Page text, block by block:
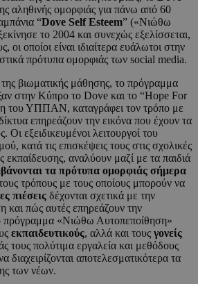
αληθινής ομορφιάς για πάνω από 60
“Dove Self Esteem” («Νιώθω
το 2004 και συνεχώς εξελίσσεται,
οι οποίοι είναι ιδιαίτερα ευάλωτοι στην
πρότυπα ομορφιάς των social media.
βιωματικής μάθησης, το πρόγραμμα
στην Κύπρο το Dove και το “Hope For
του ΥΠΠΑΝ, καταγράφει τον τρόπο με
επηρεάζουν την εικόνα που έχουν τα
Οι εξειδικευμένοι λειτουργοί του
κατά τις επισκέψεις τους στις σχολικές
εκπαίδευσης, αναλύουν μαζί με τα παιδιά
τα πρότυπα ομορφιάς σήμερα
τρόπους με τους οποίους μπορούν να
πιέσεις δέχονται σχετικά με την
και πώς αυτές επηρεάζουν την
πρόγραμμα «Νιώθω Αυτοπεποίθηση»
εκπαιδευτικούς, αλλά και τους γονείς
τους πολύτιμα εργαλεία και μεθόδους
διαχειρίζονται αποτελεσματικότερα τα
των νέων.